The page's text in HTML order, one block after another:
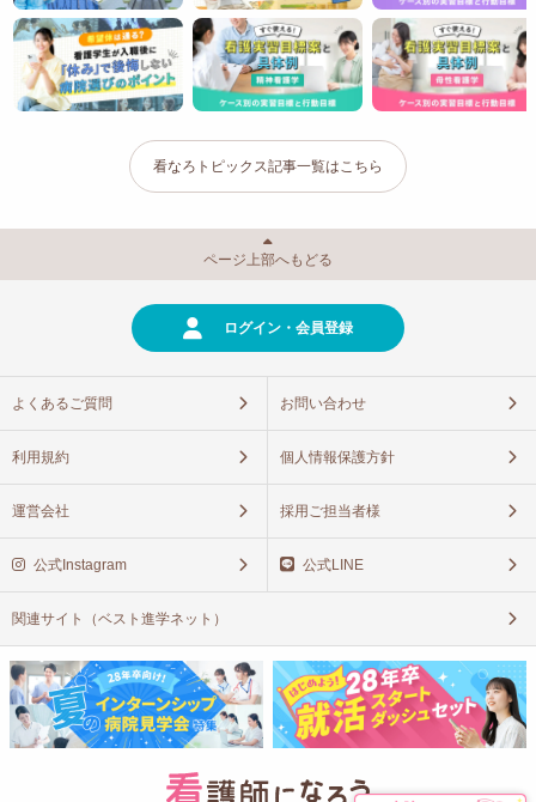
看なろトピックス記事一覧はこちら
ページ上部へもどる
ログイン・会員登録
よくあるご質問 お問い合わせ
利用規約 個人情報保護方針
運営会社 採用ご担当者様
公式Instagram 公式LINE
関連サイト（ベスト進学ネット）